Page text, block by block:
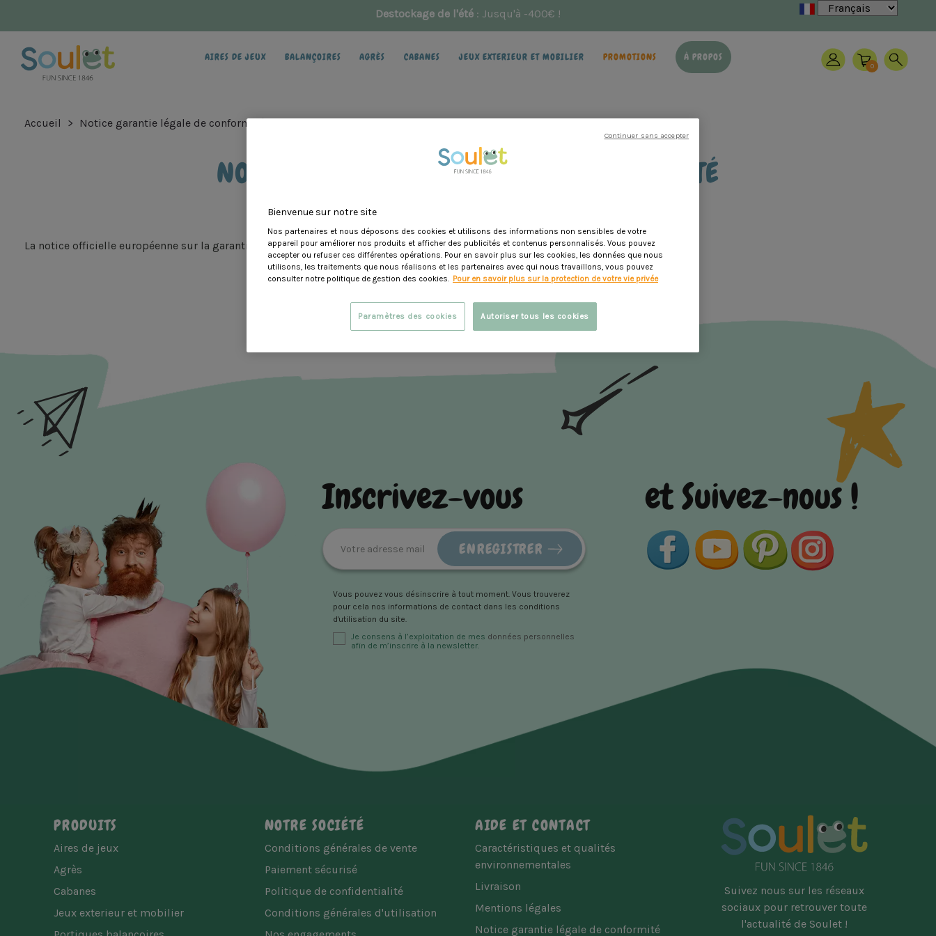
Destockage de l'été : Jusqu'à -400€ !
AIRES DE JEUX BALANÇOIRES AGRÈS CABANES JEUX EXTERIEUR ET MOBILIER PROMOTIONS À PROPOS
0
Accueil Notice garantie légale de conformité
NOTICE GARANTIE LÉGALE DE CONFORMITÉ
La notice officielle européenne sur la garantie légale est disponible sur celien.
Inscrivez-vous
Vous pouvez vous désinscrire à tout moment. Vous trouverez
pour cela nos informations de contact dans les conditions
d'utilisation du site.
Je consens à l’exploitation de mes données personnelles
afin de m’inscrire à la newsletter.
et Suivez-nous !
Facebook YouTube Pinterest
PRODUITS
Aires de jeux
Agrès
Cabanes
Jeux exterieur et mobilier
NOTRE SOCIÉTÉ
Conditions générales de vente
Paiement sécurisé
Politique de confidentialité
Conditions générales d'utilisation
AIDE ET CONTACT
Caractéristiques et qualités
environnementales
Livraison
Mentions légales
Notice garantie légale de conformité
Suivez nous sur les réseaux
sociaux pour retrouver toute
l'actualité de Soulet !
Bienvenue sur notre site
Nos partenaires et nous déposons des cookies et utilisons des informations non sensibles de votre
appareil pour améliorer nos produits et afficher des publicités et contenus personnalisés. Vous pouvez
accepter ou refuser ces différentes opérations. Pour en savoir plus sur les cookies, les données que nous
utilisons, les traitements que nous réalisons et les partenaires avec qui nous travaillons, vous pouvez
consulter notre politique de gestion des cookies. Pour en savoir plus sur la protection de votre vie privée
Autoriser tous les cookies
Paramètres des cookies
Continuer sans accepter